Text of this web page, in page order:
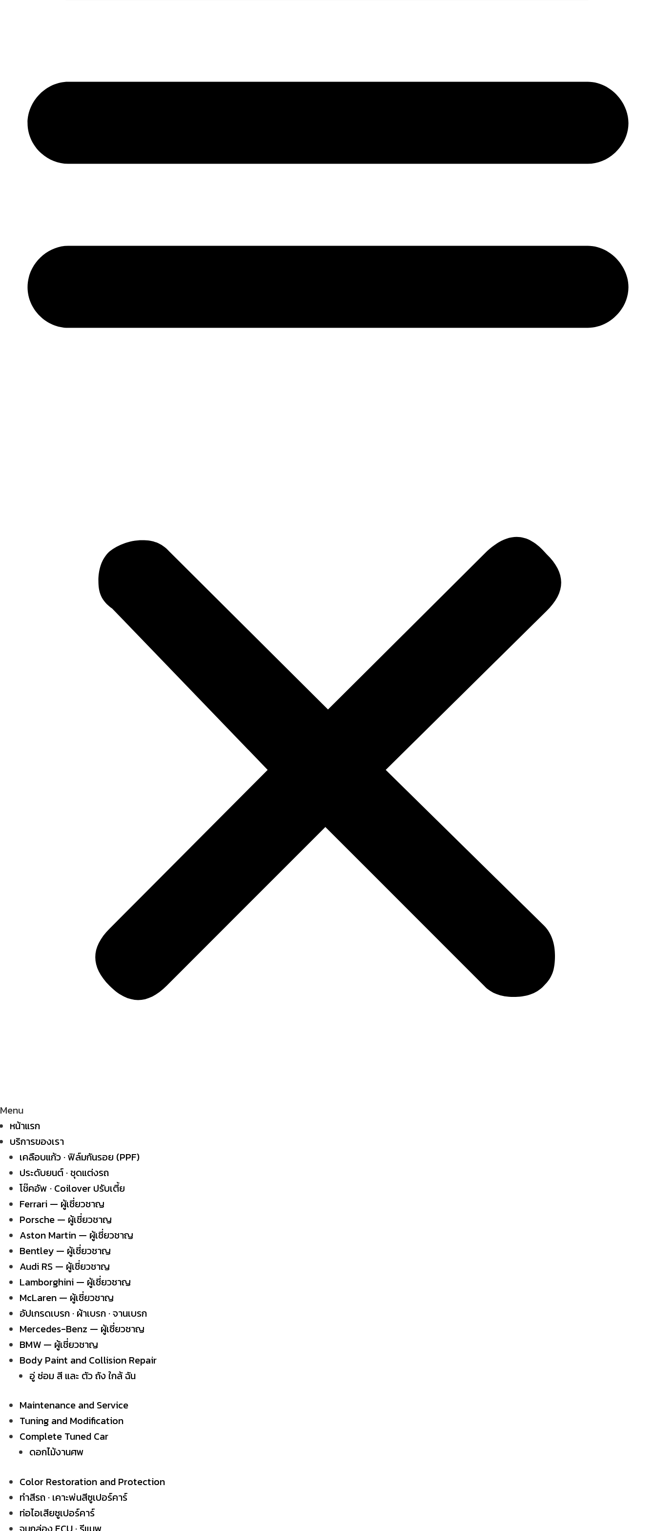
Menu
หน้าแรก
บริการของเรา
เคลือบแก้ว · ฟิล์มกันรอย (PPF)
ประดับยนต์ · ชุดแต่งรถ
โช๊คอัพ · Coilover ปรับเตี้ย
Ferrari — ผู้เชี่ยวชาญ
Porsche — ผู้เชี่ยวชาญ
Aston Martin — ผู้เชี่ยวชาญ
Bentley — ผู้เชี่ยวชาญ
Audi RS — ผู้เชี่ยวชาญ
Lamborghini — ผู้เชี่ยวชาญ
McLaren — ผู้เชี่ยวชาญ
อัปเกรดเบรก · ผ้าเบรก · จานเบรก
Mercedes-Benz — ผู้เชี่ยวชาญ
BMW — ผู้เชี่ยวชาญ
Body Paint and Collision Repair
อู่ ซ่อม สี และ ตัว ถัง ใกล้ ฉัน
Maintenance and Service
Tuning and Modification
Complete Tuned Car
ดอกไม้งานศพ
Color Restoration and Protection
ทำสีรถ · เคาะพ่นสีซูเปอร์คาร์
ท่อไอเสียซูเปอร์คาร์